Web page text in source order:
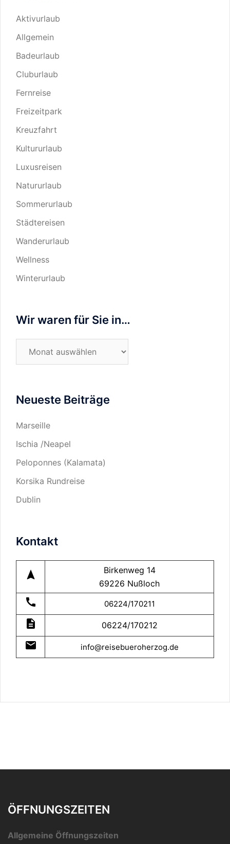
Aktivurlaub
Allgemein
Badeurlaub
Cluburlaub
Fernreise
Freizeitpark
Kreuzfahrt
Kultururlaub
Luxusreisen
Natururlaub
Sommerurlaub
Städtereisen
Wanderurlaub
Wellness
Winterurlaub
Wir waren für Sie in…
in…
Neueste Beiträge
Marseille
Ischia /Neapel
Peloponnes (Kalamata)
Korsika Rundreise
Dublin
Kontakt
navigation
Birkenweg 14
69226 Nußloch
call 06224/170211
description 06224/170212
mail info@reisebueroherzog.de
ÖFFNUNGSZEITEN
Allgemeine Öffnungszeiten